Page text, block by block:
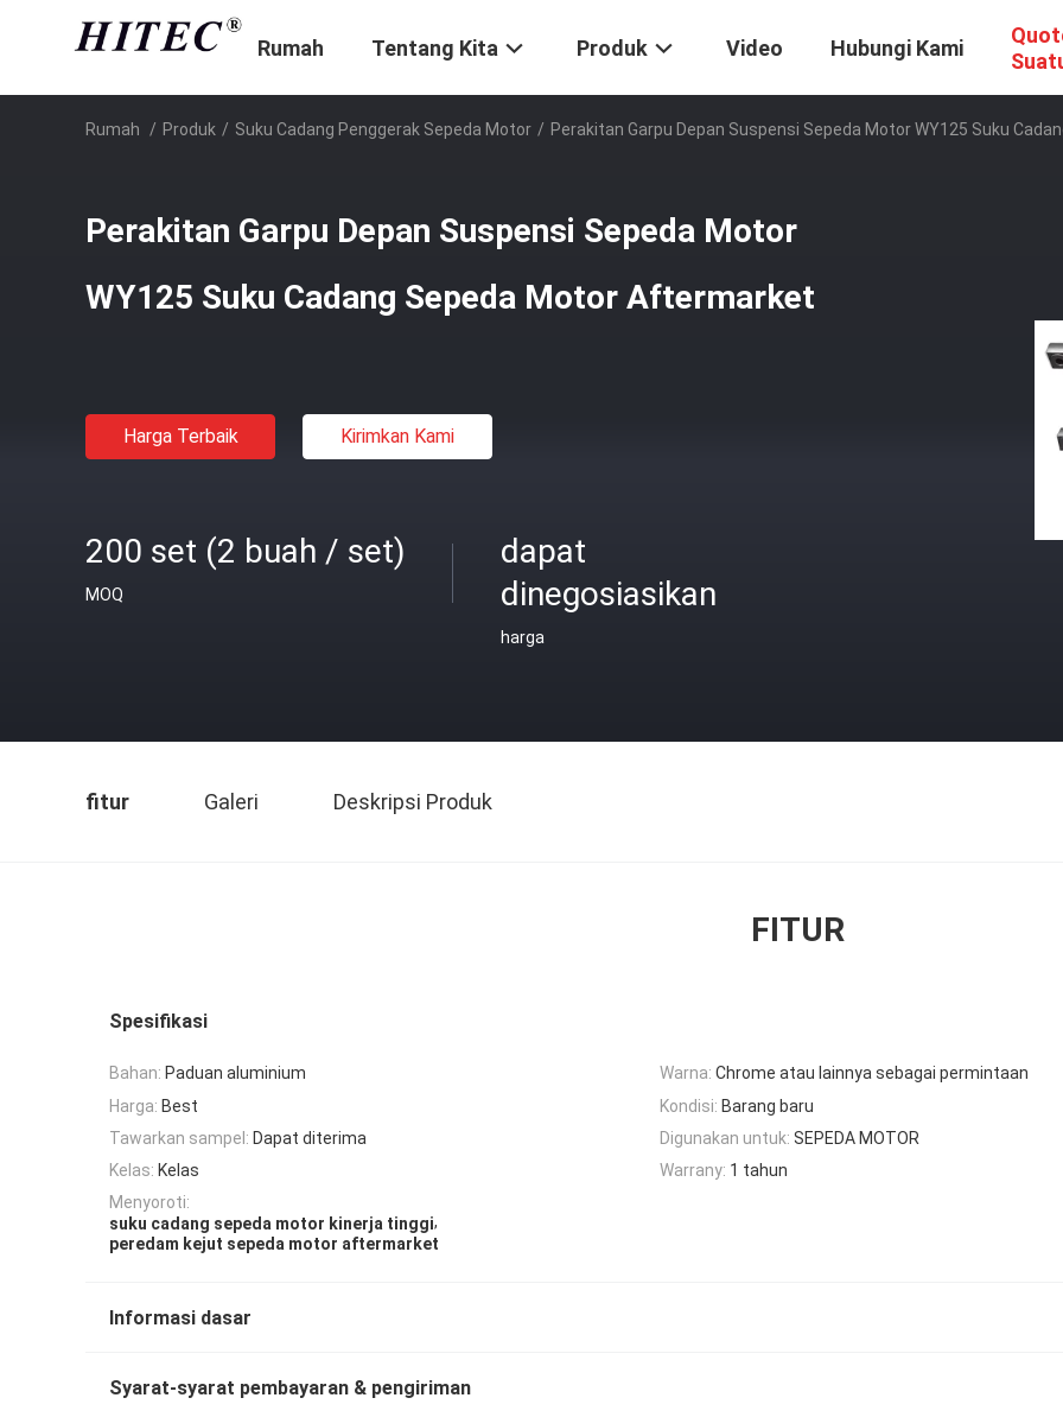
Rumah Tentang Kita Produk Video Hubungi Kami
Rumah / Produk / Suku Cadang Penggerak Sepeda Motor / Perakitan Garpu Depan Suspensi Sepeda Motor WY125 Suku
Perakitan Garpu Depan Suspensi Sepeda Motor
WY125 Suku Cadang Sepeda Motor Aftermarket
Harga Terbaik Kirimkan Kami
200 set (2 buah / set)
MOQ
dapat
dinegosiasikan
harga
fitur Galeri Deskripsi Produk
FITUR
Spesifikasi
Bahan: Paduan aluminium Warna: Chrome atau lainnya sebagai permintaan
Harga: Best Kondisi: Barang baru
Tawarkan sampel: Dapat diterima Digunakan untuk: SEPEDA MOTOR
Kelas: Kelas Warrany: 1 tahun
Menyoroti:
suku cadang sepeda motor kinerja tinggi,
peredam kejut sepeda motor aftermarket
Informasi dasar
Syarat-syarat pembayaran & pengiriman